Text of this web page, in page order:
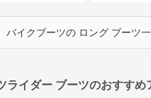
バイクブーツのロング ブーツ
ライダー ブーツのおすすめ